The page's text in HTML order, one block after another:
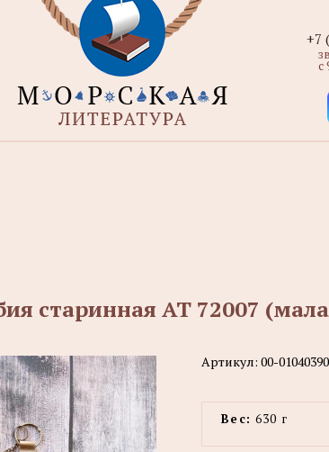
+7
с
старинная АТ 72007
Артикул: 00-01040390
Вес: 630 г